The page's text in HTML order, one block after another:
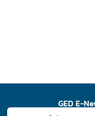
GED E-